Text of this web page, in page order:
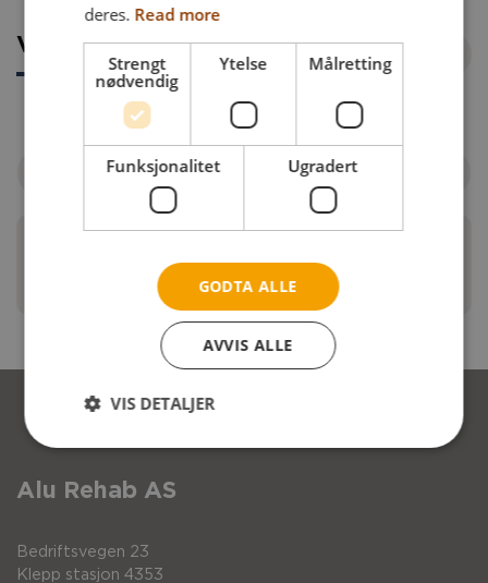
Varer å bestille
Filtrer etter rullestol
Alu Rehab AS
Bedriftsvegen 23
Klepp stasjon 4353
deres. Read more
Strengt
nødvendig
Ytelse Målretting
Funksjonalitet Ugradert
GODTA ALLE
AVVIS ALLE
VIS DETALJER